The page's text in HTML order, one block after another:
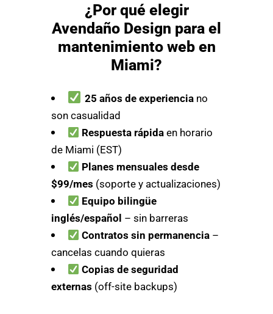
¿Por qué elegir
Avendaño Design para el
mantenimiento web en
Miami?
25 años de experienciano
son casualidad
Respuesta rápida en horario
de Miami (EST)
Planes mensuales desde
$99/mes (soporte y actualizaciones)
Equipo bilingüe
inglés/español – sin barreras
Contratos sin permanencia –
cancelas cuando quieras
Copias de seguridad
externas (off-site backups)